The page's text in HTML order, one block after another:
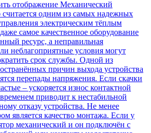
отображение Механический
считается одним из самых надежных
электрическим тёплым
самое качественное оборудование
ресурс, а неправильная
неблагоприятные условия могут
срок службы. Одной из
причин выхода устройства
перепады напряжения. Если скачки
– ускоряется износ контактной
приводит к нестабильной
отказу устройства. Не менее
является качество монтажа. Если у
механический и он подключён с